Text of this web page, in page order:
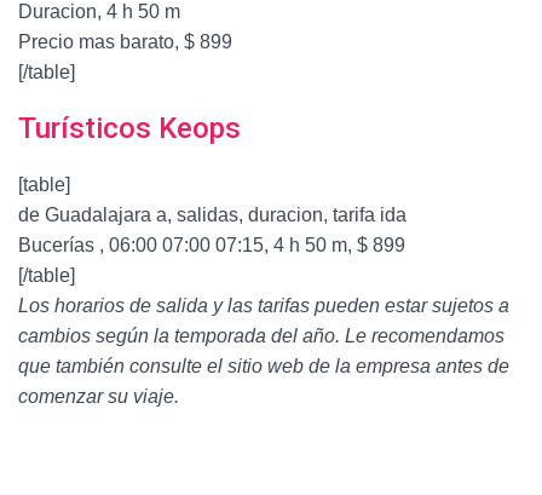
Duracion, 4 h 50 m
Precio mas barato, $ 899
[/table]
Turísticos Keops
[table]
de Guadalajara a, salidas, duracion, tarifa ida
Bucerías , 06:00 07:00 07:15, 4 h 50 m, $ 899
[/table]
Los horarios de salida y las tarifas pueden estar sujetos a
cambios según la temporada del año. Le recomendamos
que también consulte el sitio web de la empresa antes de
comenzar su viaje.